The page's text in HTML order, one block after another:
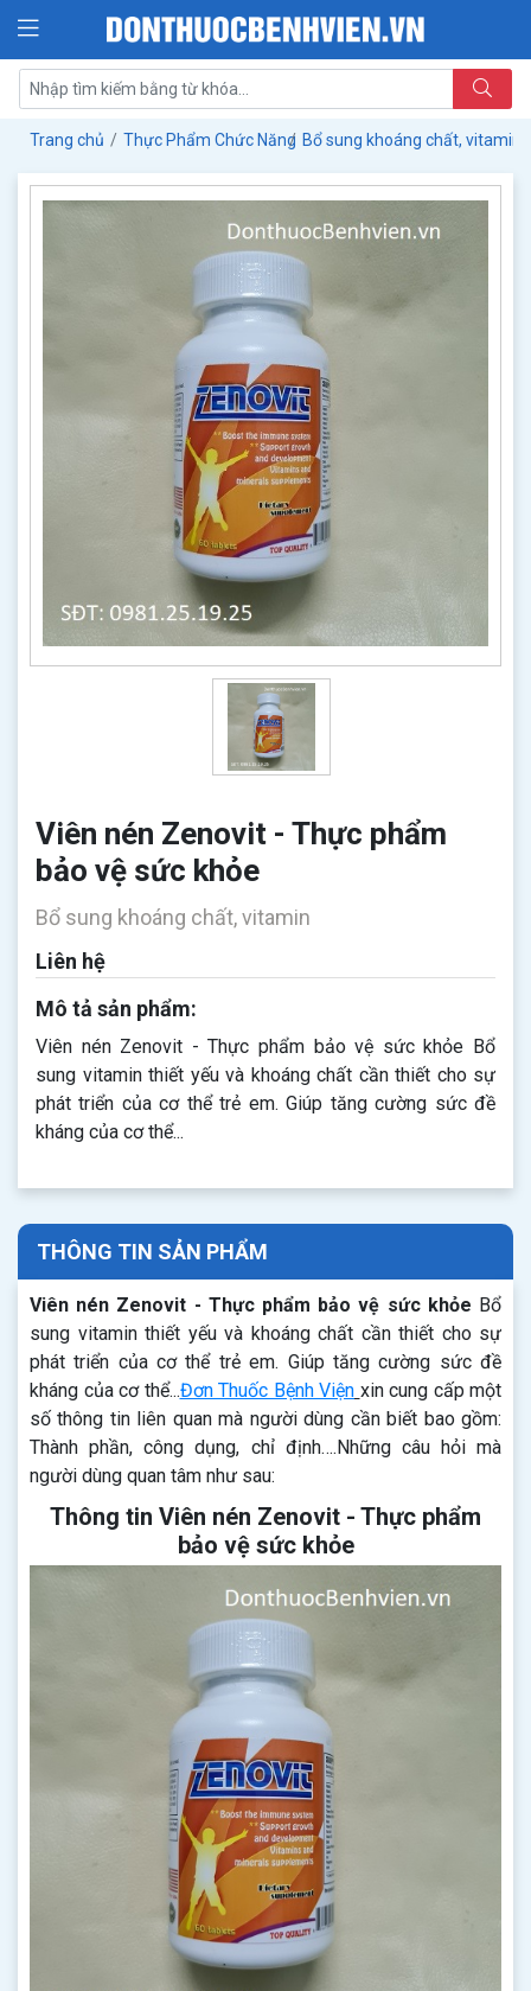
Trang chủ Thực Phẩm Chức Năng Bổ sung khoáng chất, vitamin
Viên nén Zenovit - Thực phẩm
bảo vệ sức khỏe
Bổ sung khoáng chất, vitamin
Liên hệ
Mô tả sản phẩm:
Viên nén Zenovit - Thực phẩm bảo vệ sức khỏe Bổ
sung vitamin thiết yếu và khoáng chất cần thiết cho sự
phát triển của cơ thể trẻ em. Giúp tăng cường sức đề
kháng của cơ thể...
THÔNG TIN SẢN PHẨM
Viên nén Zenovit - Thực phẩm bảo vệ sức khỏe Bổ
sung vitamin thiết yếu và khoáng chất cần thiết cho sự
phát triển của cơ thể trẻ em. Giúp tăng cường sức đề
kháng của cơ thể...Đơn Thuốc Bệnh Viện xin cung cấp một
số thông tin liên quan mà người dùng cần biết bao gồm:
Thành phần, công dụng, chỉ định….Những câu hỏi mà
người dùng quan tâm như sau:
Thông tin Viên nén Zenovit - Thực phẩm
bảo vệ sức khỏe